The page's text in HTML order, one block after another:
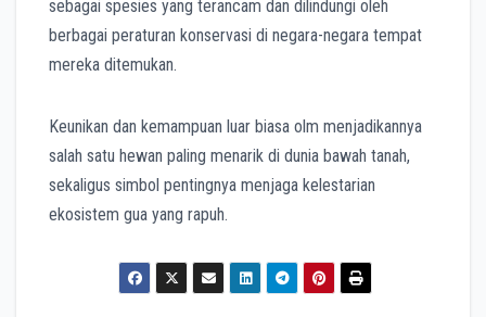
sebagai spesies yang terancam dan dilindungi oleh
berbagai peraturan konservasi di negara-negara tempat
mereka ditemukan.
Keunikan dan kemampuan luar biasa olm menjadikannya
salah satu hewan paling menarik di dunia bawah tanah,
sekaligus simbol pentingnya menjaga kelestarian
ekosistem gua yang rapuh.